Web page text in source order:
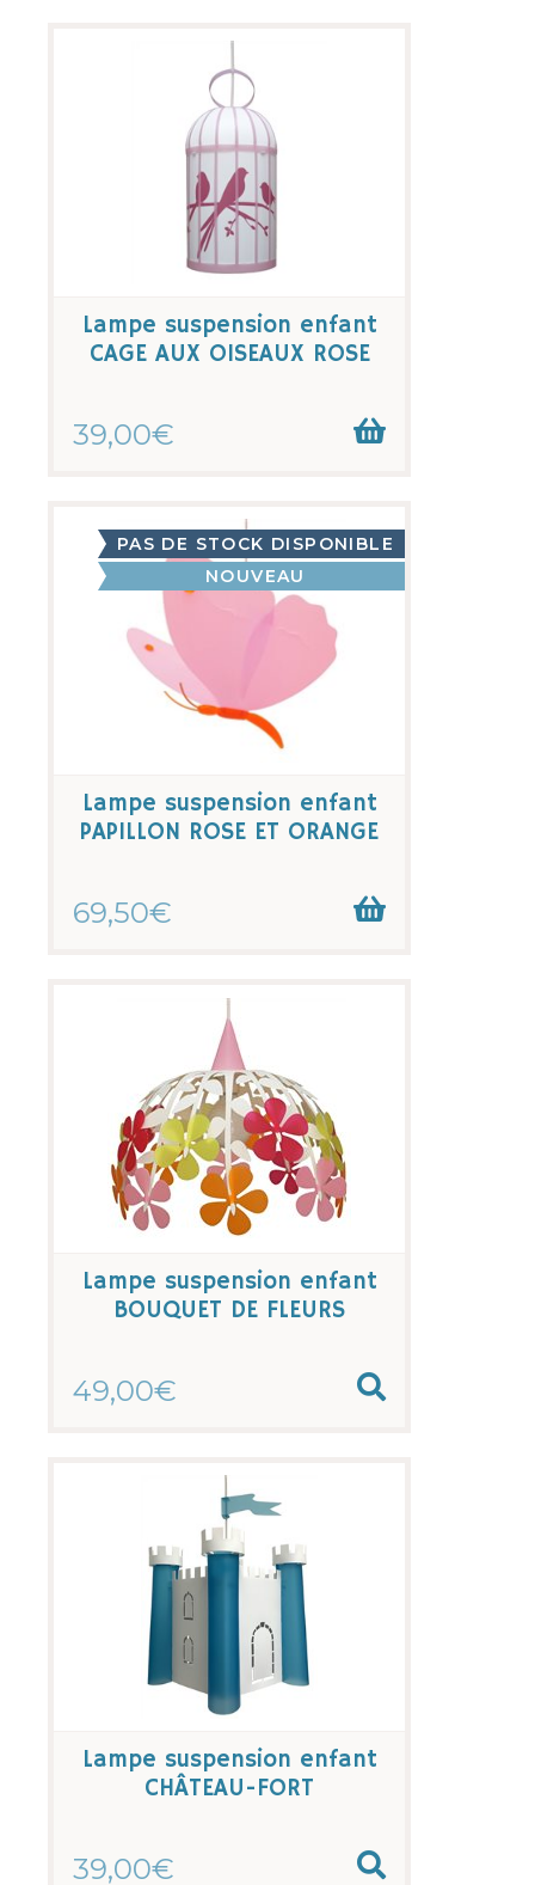
Lampe suspension enfant
CAGE AUX OISEAUX ROSE
39,00€
Lampe suspension enfant
PAPILLON ROSE ET ORANGE
69,50€
PAS DE STOCK DISPONIBLE
NOUVEAU
Lampe suspension enfant
BOUQUET DE FLEURS
49,00€
Lampe suspension enfant
CHÂTEAU-FORT
39,00€